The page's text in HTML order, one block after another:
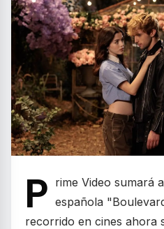
P rime Video sumará
española
recorrido en cines ahora